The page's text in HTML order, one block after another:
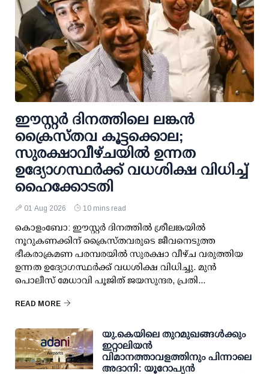
ഈസ്റ്റർ ദിനത്തിലെ ലങ്കൻ
ക്രൈസ്തവ കൂട്ടക്കൊല;
സുരക്ഷാവീഴ്ചയിൽ ഉന്നത
ഉദ്യോഗസ്ഥർക്ക് വധശിക്ഷ വിധിച്ച്
ഹൈക്കോടതി
01 Aug 2026 10 mins read
കൊളംബോ: ഈസ്റ്റർ ദിനത്തിൽ ശ്രീലങ്കയിൽ
നൂറുകണക്കിന് ക്രൈസ്തവരുടെ ജീവനെടുത്ത
ഭീകരാക്രമണ പരമ്പരയിൽ സുരക്ഷാ വീഴ്ച വരുത്തിയ
ഉന്നത ഉദ്യോഗസ്ഥർക്ക് വധശിക്ഷ വിധിച്ചു. മുൻ
പൊലീസ് മേധാവി പൂജിത് ജയസുന്ദര, പ്രതി...
READ MORE
യു.കെയിലെ തുറമുഖങ്ങള്‍ക്കും
ഇറ്റാലിയന്‍
വിമാനത്താവളത്തിനും പിന്നാലെ
അദാനി: യൂറോപ്യന്‍